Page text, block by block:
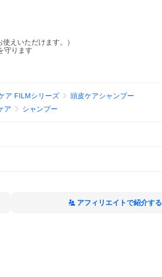
えいただけます。）
守ります
ア FILMシリーズ
頭皮ケアシャンプー
ア シャンプー
アフィリエイトで紹介する